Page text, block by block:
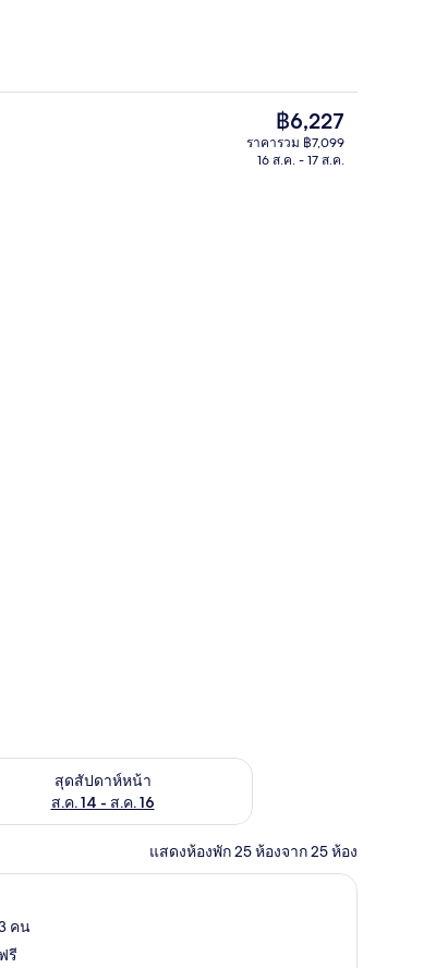
ราคา
ปัจจุบัน
฿6,227
฿6,227
ราคารวม ฿7,099
16 ส.ค. - 17 ส.ค.
7 - ส.ค. 9สุดสัปดาห์หน้า
ส.ค. 14 - ส.ค. 16
บจำนวนห้องพักว่างในสุดสัปดาห์หน้า ส.ค. 14 - ส.ค. 16
แสดงห้องพัก 25 ห้องจาก 25 ห้อง
ปูที่นอน ตู้นิรภัยในห้องพัก, เตารีด/โต๊ะรีดผ้า, Wi-Fi ฟรี
คน
รี